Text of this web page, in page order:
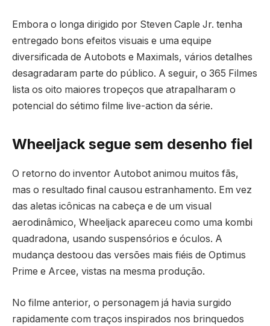
Embora o longa dirigido por Steven Caple Jr. tenha
entregado bons efeitos visuais e uma equipe
diversificada de Autobots e Maximals, vários detalhes
desagradaram parte do público. A seguir, o 365 Filmes
lista os oito maiores tropeços que atrapalharam o
potencial do sétimo filme live-action da série.
Wheeljack segue sem desenho fiel
O retorno do inventor Autobot animou muitos fãs,
mas o resultado final causou estranhamento. Em vez
das aletas icônicas na cabeça e de um visual
aerodinâmico, Wheeljack apareceu como uma kombi
quadradona, usando suspensórios e óculos. A
mudança destoou das versões mais fiéis de Optimus
Prime e Arcee, vistas na mesma produção.
No filme anterior, o personagem já havia surgido
rapidamente com traços inspirados nos brinquedos